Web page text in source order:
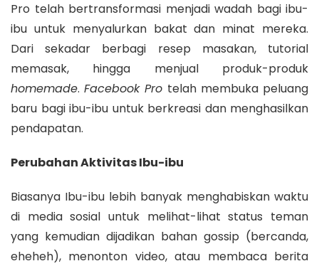
Pro telah bertransformasi menjadi wadah bagi ibu-
ibu untuk menyalurkan bakat dan minat mereka.
Dari sekadar berbagi resep masakan, tutorial
memasak, hingga menjual produk-produk
homemade.Facebook Pro telah membuka peluang
baru bagi ibu-ibu untuk berkreasi dan menghasilkan
pendapatan.
Perubahan Aktivitas Ibu-ibu
Biasanya Ibu-ibu lebih banyak menghabiskan waktu
di media sosial untuk melihat-lihat status teman
yang kemudian dijadikan bahan gossip (bercanda,
eheheh), menonton video, atau membaca berita